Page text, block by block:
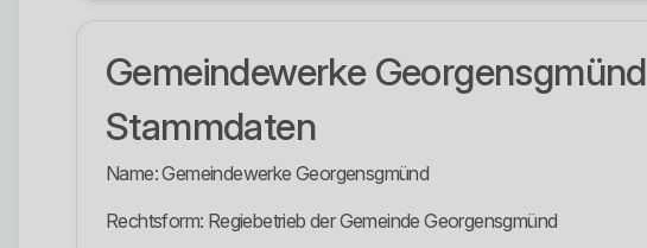
Gemeindewerke Georgensgmünd
Stammdaten
Name: Gemeindewerke Georgensgmünd
Rechtsform: Regiebetrieb der Gemeinde Georgensgmünd